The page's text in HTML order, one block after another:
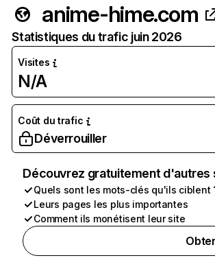
anime-hime.com
Statistiques du trafic juin 2026
Visites
N/A
Coût du trafic
Déverrouiller
Découvrez gratuitement
Quels sont les mots-clés qu'ils ciblent
Leurs pages les plus importantes
Comment ils monétisent leur site